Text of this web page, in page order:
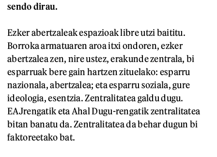
sendo dirau.
Ezker abertzaleak espazioak libre utzi baititu.
Borroka armatuaren aroa itxi ondoren, ezker
abertzalea zen, nire ustez, erakunde zentrala, bi
esparruak bere gain hartzen zituelako: esparru
nazionala, abertzalea; eta esparru soziala, gure
ideologia, esentzia. Zentralitatea galdu dugu.
EAJrengatik eta Ahal Dugu-rengatik zentralitatea
bitan banatu da. Zentralitatea da behar dugun bi
faktoreetako bat.